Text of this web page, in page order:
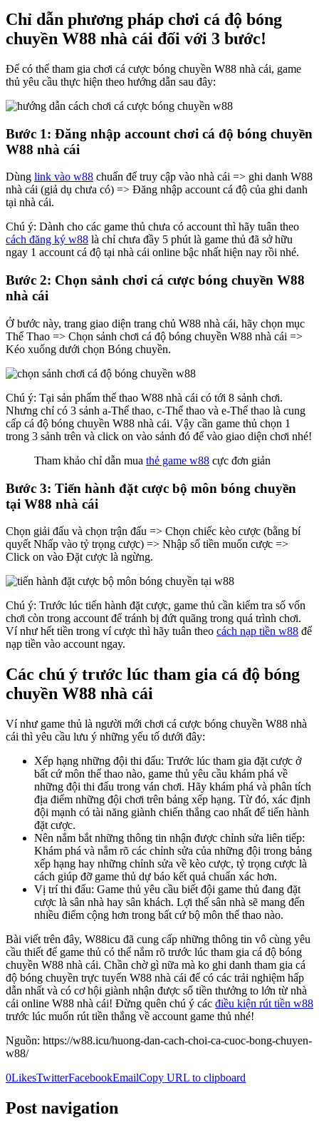
Chỉ dẫn phương pháp chơi cá độ bóng
chuyền W88 nhà cái đối với 3 bước!
Để có thể tham gia chơi cá cược bóng chuyền W88 nhà cái, game
thủ yêu cầu thực hiện theo hướng dẫn sau đây:
Bước 1: Đăng nhập account chơi cá độ bóng chuyền
W88 nhà cái
Dùng link vào w88 chuẩn để truy cập vào nhà cái => ghi danh W88
nhà cái (giả dụ chưa có) => Đăng nhập account cá độ của ghi danh
tại nhà cái.
Chú ý: Dành cho các game thủ chưa có account thì hãy tuân theo
cách đăng ký w88 là chỉ chưa đầy 5 phút là game thủ đã sở hữu
ngay 1 account cá độ tại nhà cái online bậc nhất hiện nay rồi nhé.
Bước 2: Chọn sảnh chơi cá cược bóng chuyền W88
nhà cái
Ở bước này, trang giao diện trang chủ W88 nhà cái, hãy chọn mục
Thể Thao => Chọn sảnh chơi cá độ bóng chuyền W88 nhà cái =>
Kéo xuống dưới chọn Bóng chuyền.
Chú ý: Tại sản phẩm thể thao W88 nhà cái có tới 8 sảnh chơi.
Nhưng chỉ có 3 sảnh a-Thể thao, c-Thể thao và e-Thể thao là cung
cấp cá độ bóng chuyền W88 nhà cái. Vậy cần game thủ chọn 1
trong 3 sảnh trên và click on vào sảnh đó để vào giao diện chơi nhé!
Tham khảo chỉ dẫn mua thẻ game w88 cực đơn giản
Bước 3: Tiến hành đặt cược bộ môn bóng chuyền
tại W88 nhà cái
Chọn giải đấu và chọn trận đấu => Chọn chiếc kèo cược (bằng bí
quyết Nhấp vào tỷ trọng cược) => Nhập số tiền muốn cược =>
Click on vào Đặt cược là ngừng.
Chú ý: Trước lúc tiến hành đặt cược, game thủ cần kiểm tra số vốn
chơi còn trong account để tránh bị đứt quãng trong quá trình chơi.
Ví như hết tiền trong ví cược thì hãy tuân theo cách nạp tiền w88 để
nạp tiền vào account ngay.
Các chú ý trước lúc tham gia cá độ bóng
chuyền W88 nhà cái
Ví như game thủ là người mới chơi cá cược bóng chuyền W88 nhà
cái thì yêu cầu lưu ý những yếu tố dưới đây:
Xếp hạng những đội thi đấu: Trước lúc tham gia đặt cược ở
bất cứ môn thể thao nào, game thủ yêu cầu khám phá về
những đội thi đấu trong ván chơi. Hãy khám phá và phân tích
địa điểm những đội chơi trên bảng xếp hạng. Từ đó, xác định
đội mạnh có tài năng giành chiến thắng cao nhất để tiến hành
đặt cược.
Nên nắm bắt những thông tin nhận được chỉnh sửa liên tiếp:
Khám phá và nắm rõ các chỉnh sửa của những đội trong bảng
xếp hạng hay những chỉnh sửa về kèo cược, tỷ trọng cược là
cách giúp đỡ game thủ dự báo kết quả chuẩn xác hơn.
Vị trí thi đấu: Game thủ yêu cầu biết đội game thủ đang đặt
cược là sân nhà hay sân khách. Lợi thế sân nhà sẽ mang đến
nhiều điểm cộng hơn trong bất cứ bộ môn thể thao nào.
Bài viết trên đây, W88icu đã cung cấp những thông tin vô cùng yêu
cầu thiết để game thủ có thể nắm rõ trước lúc tham gia cá độ bóng
chuyền W88 nhà cái. Chần chờ gì nữa mà ko ghi danh tham gia cá
độ bóng chuyền trực tuyến W88 nhà cái để có các trải nghiệm hấp
dẫn nhất và có cơ hội giành nhận được số tiền thưởng to lớn từ nhà
cái online W88 nhà cái! Đừng quên chú ý các điều kiện rút tiền w88
trước lúc muốn rút tiền thắng về account game thủ nhé!
Nguồn: https://w88.icu/huong-dan-cach-choi-ca-cuoc-bong-chuyen-
w88/
0LikesTwitterFacebookEmailCopy URL to clipboard
Post navigation